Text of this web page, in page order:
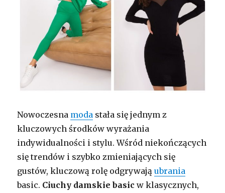
Nowoczesna moda stała się jednym z
kluczowych środków wyrażania
indywidualności i stylu. Wśród niekończących
się trendów i szybko zmieniających się
gustów, kluczową rolę odgrywająubrania
basic. Ciuchy damskie basic w klasycznych,